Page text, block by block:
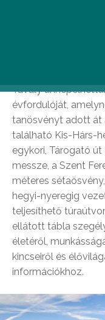
Tavaly
évfordulóját,
tanösvényt adott át
található Kis-Hárs-
egykori, Tárogató
messze, a Szent
méteres
hegyi-nyeregig
teljesíthető
ellátott tábla
életéről,
kincseiről és
információkhoz.